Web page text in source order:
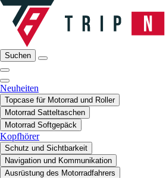
Suchen
Neuheiten
Topcase für Motorrad und Roller
Motorrad Satteltaschen
Motorrad Softgepäck
Kopfhörer
Schutz und Sichtbarkeit
Navigation und Kommunikation
Ausrüstung des Motorradfahrers